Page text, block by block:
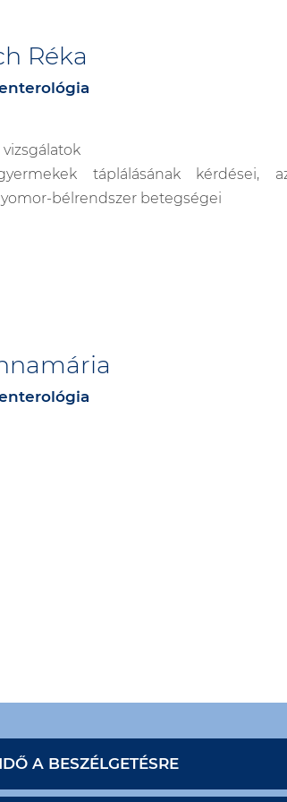
Réka
táplálásának kérdései,
bélrendszer betegségei
A BESZÉLGETÉSRE